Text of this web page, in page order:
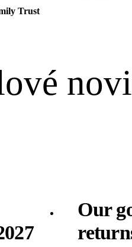
Trust
Our